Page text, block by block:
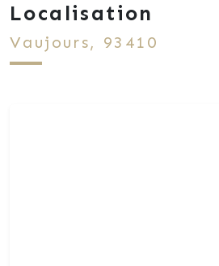
Localisation
Vaujours, 93410